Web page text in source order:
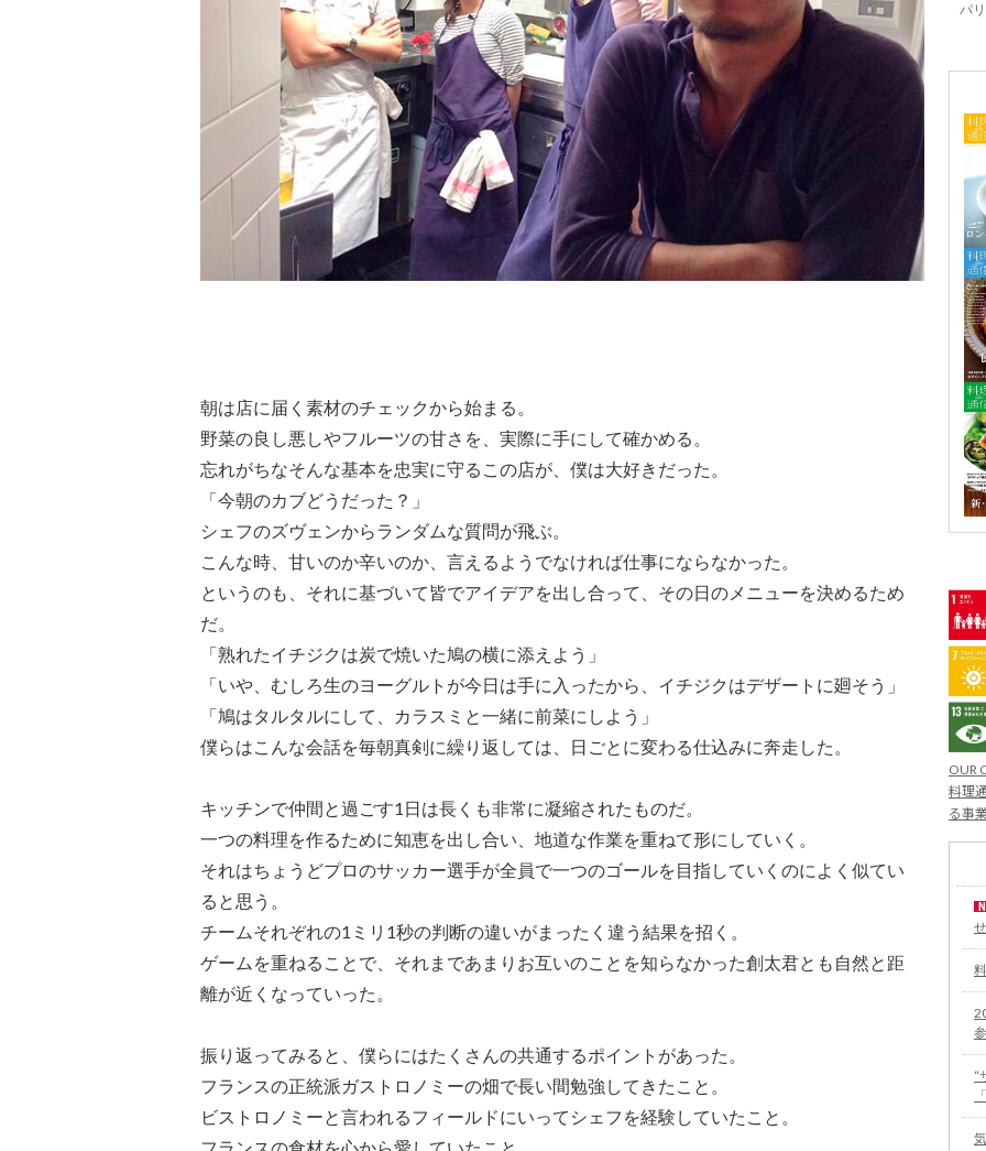
朝は店に届く素材のチェックから始まる。
野菜の良し悪しやフルーツの甘さを、実際に手にして確かめる。
忘れがちなそんな基本を忠実に守るこの店が、僕は大好きだった。
「今朝のカブどうだった？」
シェフのズヴェンからランダムな質問が飛ぶ。
こんな時、甘いのか辛いのか、言えるようでなければ仕事にならなかった。
というのも、それに基づいて皆でアイデアを出し合って、その日のメニューを決めるため
だ。
「熟れたイチジクは炭で焼いた鳩の横に添えよう」
「いや、むしろ生のヨーグルトが今日は手に入ったから、イチジクはデザートに廻そう」
「鳩はタルタルにして、カラスミと一緒に前菜にしよう」
僕らはこんな会話を毎朝真剣に繰り返しては、日ごとに変わる仕込みに奔走した。
キッチンで仲間と過ごす1日は長くも非常に凝縮されたものだ。
一つの料理を作るために知恵を出し合い、地道な作業を重ねて形にしていく。
それはちょうどプロのサッカー選手が全員で一つのゴールを目指していくのによく似てい
ると思う。
チームそれぞれの1ミリ1秒の判断の違いがまったく違う結果を招く。
ゲームを重ねることで、それまであまりお互いのことを知らなかった創太君とも自然と距
離が近くなっていった。
振り返ってみると、僕らにはたくさんの共通するポイントがあった。
フランスの正統派ガストロノミーの畑で長い間勉強してきたこと。
ビストロノミーと言われるフィールドにいってシェフを経験していたこと。
フランスの食材を心から愛していたこと。
パ
OUR
料理
る事
せ
“